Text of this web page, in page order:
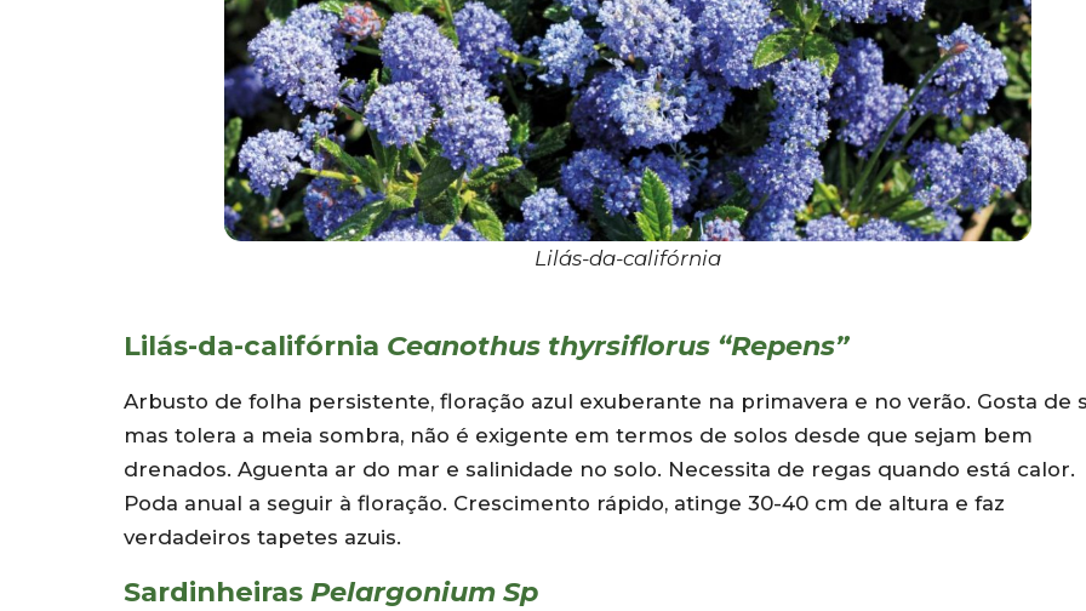
Lilás-da-califórnia
Lilás-da-califórnia Ceanothus thyrsiflorus “Repens”
Arbusto de folha persistente, floração azul exuberante na primavera e no verão. Gosta de
mas tolera a meia sombra, não é exigente em termos de solos desde que sejam bem
drenados. Aguenta ar do mar e salinidade no solo. Necessita de regas quando está calor.
Poda anual a seguir à floração. Crescimento rápido, atinge 30-40 cm de altura e faz
verdadeiros tapetes azuis.
Sardinheiras Pelargonium Sp